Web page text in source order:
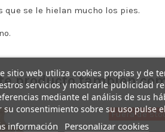
que se le hielan mucho los pies.
producto también
sitio web utiliza cookies propias y de
servicios y mostrarle publicidad
mediante el análisis de sus
su consentimiento sobre su uso pulse
información Personalizar cookies